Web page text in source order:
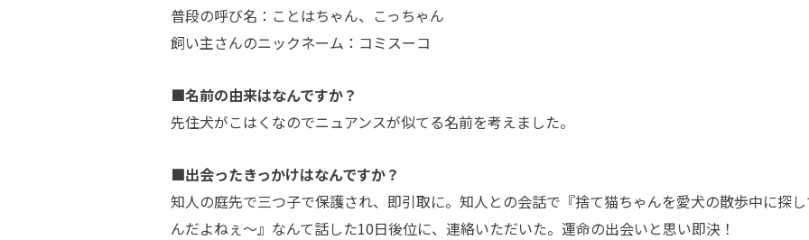
普段の呼び名：ことはちゃん、こっちゃん
飼い主さんのニックネーム：コミスーコ
■名前の由来はなんですか？
先住犬がこはくなのでニュアンスが似てる名前を考えました。
■出会ったきっかけはなんですか？
知人の庭先で三つ子で保護され、即引取に。知人との会話で『捨て猫ちゃんを愛犬の散歩中に探し
んだよねぇ～』なんて話した10日後位に、連絡いただいた。運命の出会いと思い即決！